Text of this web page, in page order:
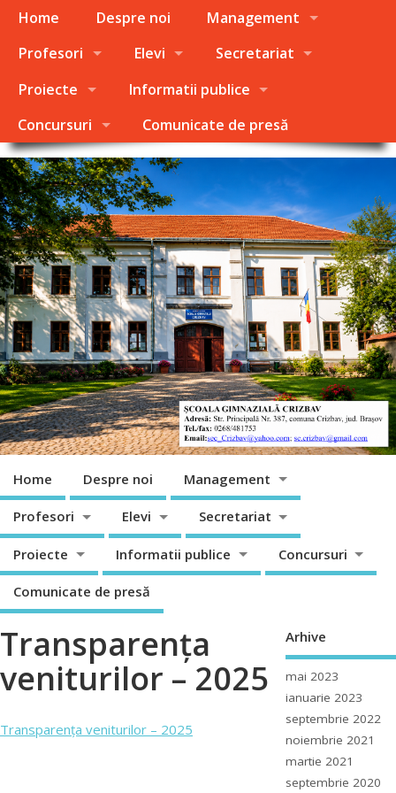
Home Despre noi
Management
Profesori
Elevi
Secretariat
Proiecte
Informatii publice
Concursuri
Comunicate de presă
Home Despre noi Management
Profesori Elevi Secretariat
Proiecte Informatii publice Concursuri
Comunicate de presă
Transparența
veniturilor – 2025
Transparența veniturilor – 2025
Arhive
mai 2023
ianuarie 2023
septembrie 2022
noiembrie 2021
martie 2021
septembrie 2020